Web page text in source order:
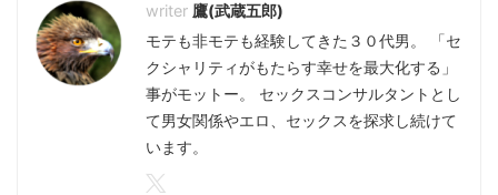
鷹(武蔵五郎)
モテも非モテも経験してきた３０代男。 「セ
クシャリティがもたらす幸せを最大化する」
事がモットー。 セックスコンサルタントとし
て男女関係やエロ、セックスを探求し続けて
います。